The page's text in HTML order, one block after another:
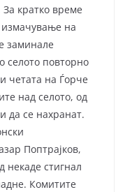
кратко време
на
заминале
селото повторно
четата на Ѓорче
над селото, од
да се нахранат.
Поптрајков,
стигнал
Комитите